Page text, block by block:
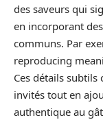
des saveurs qui
en incorporant
communs. Par
reproducing
Ces détails subtils
invités tout en
authentique au